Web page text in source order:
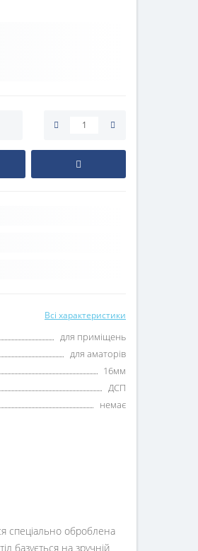
Всі характеристики
для приміщень
для аматорів
16мм
ДСП
немає
спеціально оброблена
базується на зручній